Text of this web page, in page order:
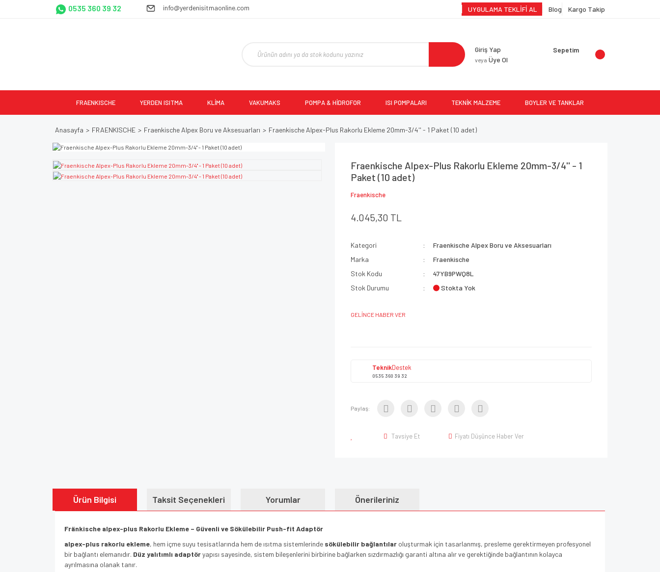
0535 360 39 32 info@yerdenisitmaonline.com UYGULAMA TEKLİFİ AL Blog Kargo Takip
Giriş Yap
veya Üye Ol
Sepetim
FRAENKISCHE YERDEN ISITMA KLİMA VAKUMAKS POMPA & HİDROFOR ISI POMPALARI TEKNİK MALZEME BOYLER VE TANKLAR
Anasayfa FRAENKISCHE Fraenkische Alpex Boru ve Aksesuarları Fraenkische Alpex-Plus Rakorlu Ekleme 20mm-3/4'' - 1 Paket (10 adet)
Fraenkische Alpex-Plus Rakorlu Ekleme 20mm-3/4'' - 1
Paket (10 adet)
Fraenkische
4.045,30 TL
Kategori
Fraenkische Alpex Boru ve Aksesuarları
Marka
Fraenkische
Stok Kodu
47YB9PWQ8L
Stok Durumu
Stokta Yok
GELİNCE HABER VER
TeknikDestek
0535 360 39 32
Paylaş:
Tavsiye Et Fiyatı Düşünce Haber Ver
Ürün Bilgisi Taksit Seçenekleri Yorumlar Önerileriniz
Fränkische alpex-plus Rakorlu Ekleme – Güvenli ve Sökülebilir Push-fit Adaptör
alpex-plus rakorlu ekleme, hem içme suyu tesisatlarında hem de ısıtma sistemlerinde sökülebilir bağlantılar oluşturmak için tasarlanmış, presleme gerektirmeyen profesyonel
bir bağlantı elemanıdır. Düz yalıtımlı adaptöryapısı sayesinde, sistem bileşenlerini birbirine bağlarken sızdırmazlığı garanti altına alır ve gerektiğinde bağlantının kolayca
ayrılmasına olanak tanır.